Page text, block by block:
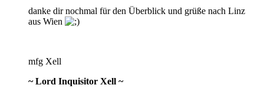
danke dir nochmal für den Überblick und grüße nach Linz
aus Wien
mfg Xell
~ Lord Inquisitor Xell ~